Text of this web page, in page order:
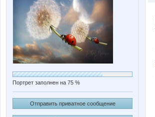
Портрет заполнен на 75 %
Отправить приватное сообщение